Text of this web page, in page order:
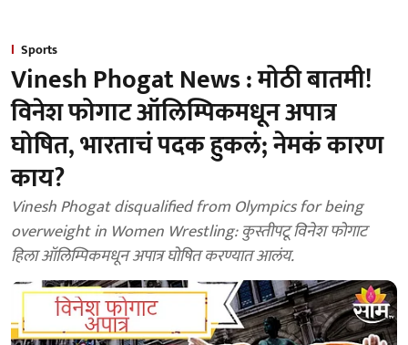
Sports
Vinesh Phogat News : मोठी बातमी!
विनेश फोगाट ऑलिम्पिकमधून अपात्र
घोषित, भारताचं पदक हुकलं; नेमकं कारण
काय?
Vinesh Phogat disqualified from Olympics for being
overweight in Women Wrestling: कुस्तीपटू विनेश फोगाट
हिला ऑलिम्पिकमधून अपात्र घोषित करण्यात आलंय.